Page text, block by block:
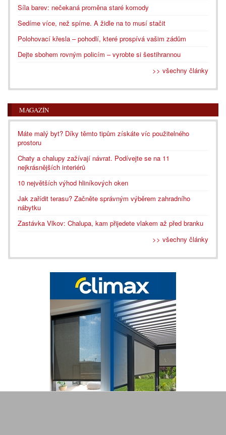
Síla barev: nečekaná proměna staré komody
Sedíme více, než spíme. A židle na to musí stačit
Polohovací křesla – pohodlí, které prospívá vašim zádům
Dejte sbohem rovným policím – vyrobte si šestihrannou
>> všechny články
MAGAZÍN
Máte malý byt? Díky těmto tipům získáte víc použitelného
prostoru
Chaty a chalupy zažívají návrat. Podívejte se na 11
nejkrásnějších interiérů
10 největších výhod hliníkových oken
Jak zařídit terasu? Začněte správným výběrem zahradního
nábytku
Zastávka Vlkov: Chalupa, kam přijedete vlakem až před branku
>> všechny články